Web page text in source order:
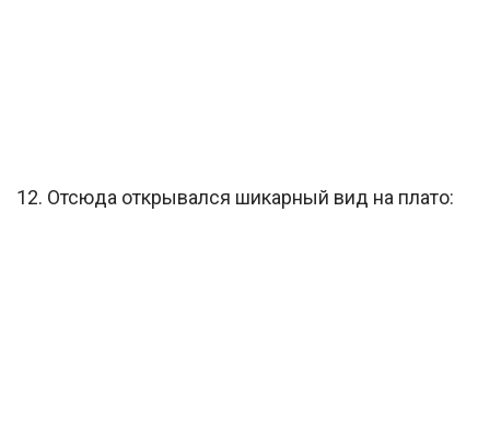
12. Отсюда открывался шикарный вид на плато: